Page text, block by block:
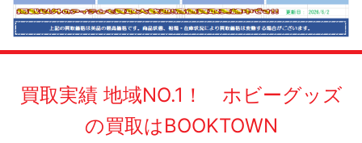
買取実績 地域NO.1！ ホビーグッズ
の買取はBOOKTOWN